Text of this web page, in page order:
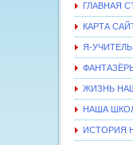
ГЛАВНАЯ
КАРТА
Я-УЧИТЕЛЬ
ЖИЗНЬ
НАША
ИСТОРИЯ